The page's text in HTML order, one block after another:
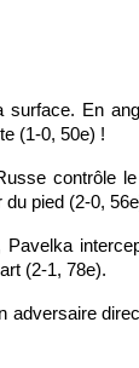
En
(1-0, 50e) !
contrôle
pied (2-0,
(2-1, 78e).
adversaire